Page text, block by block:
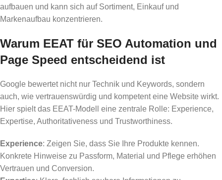
aufbauen und kann sich auf Sortiment, Einkauf und
Markenaufbau konzentrieren.
Warum EEAT für SEO Automation und
Page Speed entscheidend ist
Google bewertet nicht nur Technik und Keywords, sondern
auch, wie vertrauenswürdig und kompetent eine Website wirkt.
Hier spielt das EEAT-Modell eine zentrale Rolle: Experience,
Expertise, Authoritativeness und Trustworthiness.
Experience: Zeigen Sie, dass Sie Ihre Produkte kennen.
Konkrete Hinweise zu Passform, Material und Pflege erhöhen
Vertrauen und Conversion.